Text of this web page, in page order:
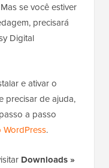
se você estiver
precisará
Digital
e ativar o
precisar de ajuda,
a passo
.
Downloads »